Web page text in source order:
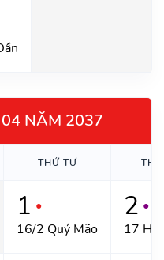
NĂM 2037
THỨ TƯ
1 ●
16/2 Quý Mão
2 ●
17